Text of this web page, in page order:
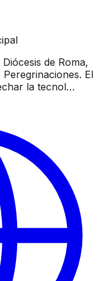
de Roma,
El
la tecnol…